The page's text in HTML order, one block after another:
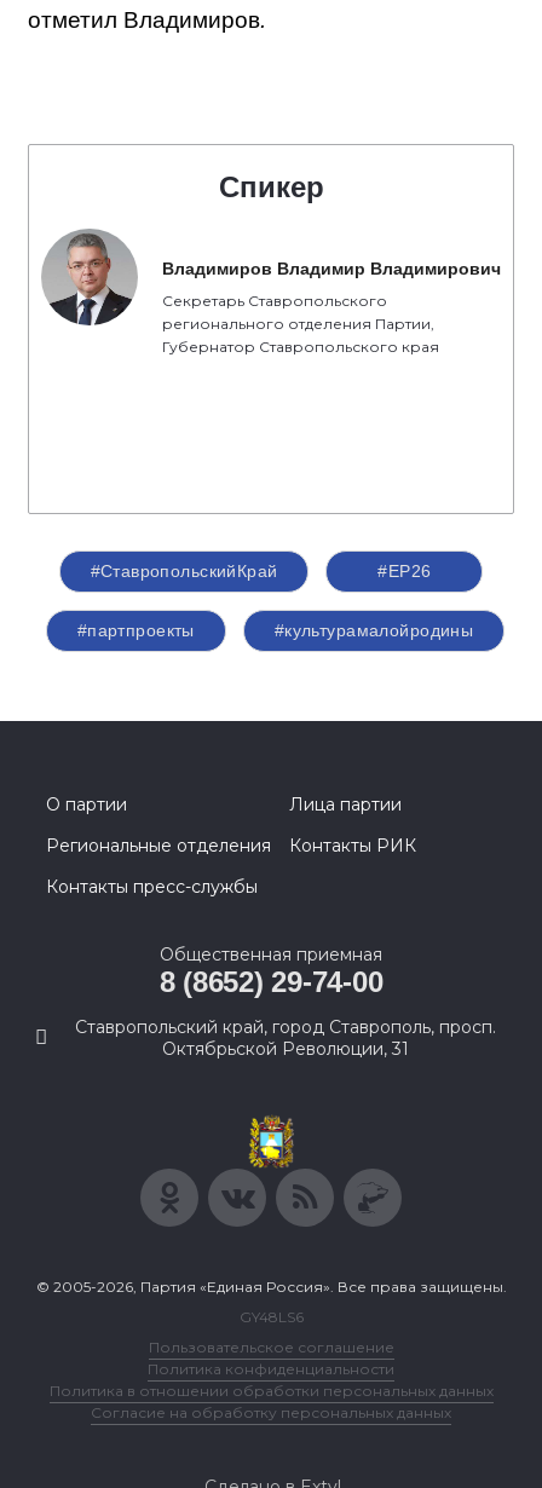
отметил Владимиров.
Спикер
Владимиров Владимир Владимирович
Секретарь Ставропольского
регионального отделения Партии,
Губернатор Ставропольского края
#СтавропольскийКрай #ЕР26
#партпроекты #культурамалойродины
О партии
Лица партии
Региональные отделения
Контакты РИК
Контакты пресс-службы
Общественная приемная
8 (8652) 29-74-00
Ставропольский край, город Ставрополь, просп.
Октябрьской Революции, 31
© 2005-2026, Партия «Единая Россия». Все права защищены.
GY48LS6
Пользовательское соглашение
Политика конфиденциальности
Политика в отношении обработки персональных данных
Согласие на обработку персональных данных